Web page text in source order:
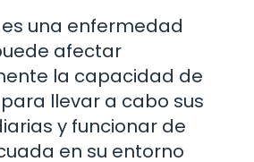
una enfermedad
afectar
la capacidad de
llevar a cabo sus
y funcionar de
en su entorno